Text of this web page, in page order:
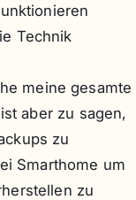
Technik
meine gesamte
aber zu sagen,
zu
Smarthome um
zu